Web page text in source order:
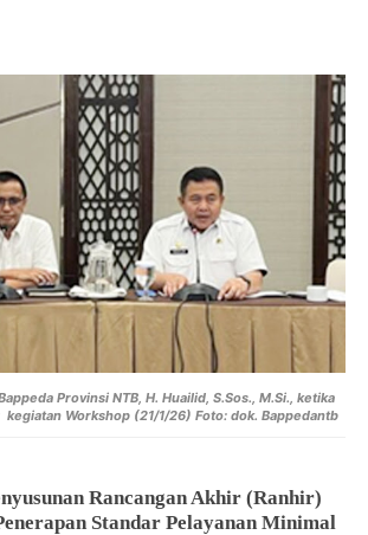
Provinsi NTB, H. Huailid, S.Sos., M.Si., ketika
kegiatan Workshop (21/1/26) Foto: dok. Bappedantb
Rancangan Akhir (Ranhir)
Standar Pelayanan Minimal